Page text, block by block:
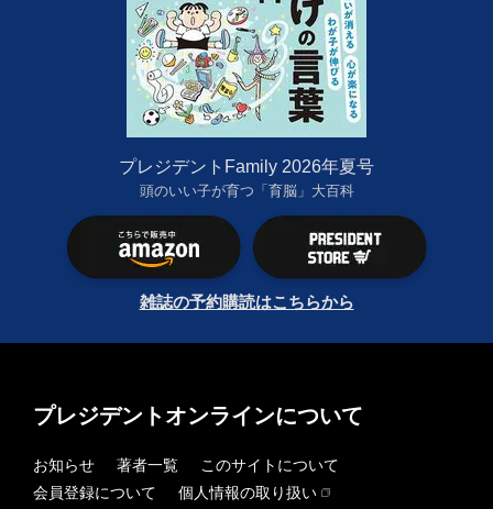
プレジデントFamily 2026年夏号
頭のいい子が育つ「育脳」大百科
雑誌の予約購読はこちらから
プレジデントオンラインについて
お知らせ 著者一覧
このサイトについて
会員登録について
個人情報の取り扱い